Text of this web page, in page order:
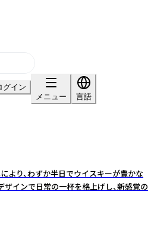
グイン
メニュー
言語
より、わずか半日でウイスキーが豊かな
ザインで日常の一杯を格上げし、新感覚の